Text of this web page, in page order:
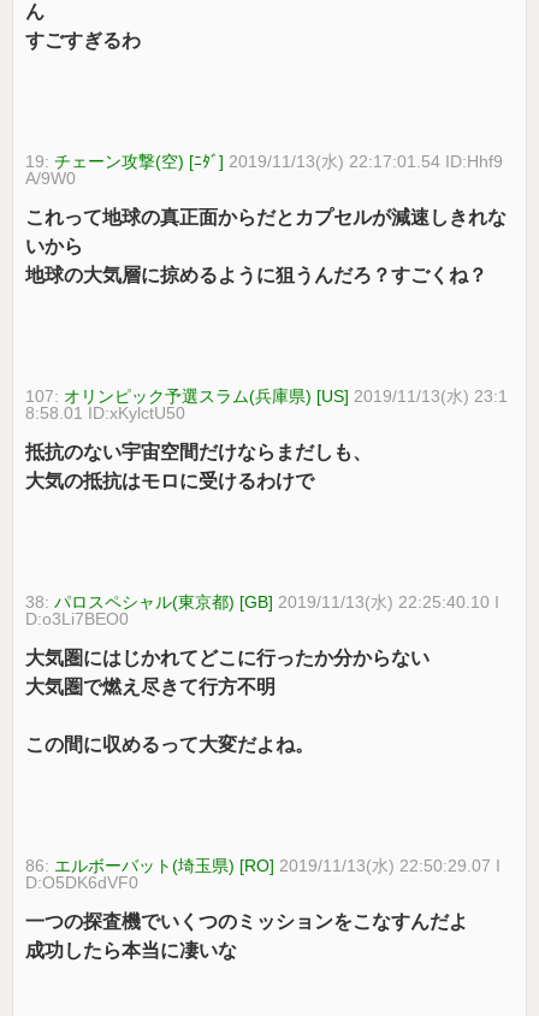
ん
すごすぎるわ
19:チェーン攻撃(空) [ﾆﾀﾞ] 2019/11/13(水) 22:17:01.54 ID:Hhf9
A/9W0
これって地球の真正面からだとカプセルが減速しきれな
いから
地球の大気層に掠めるように狙うんだろ？すごくね？
107: オリンピック予選スラム(兵庫県) [US] 2019/11/13(水) 23:1
8:58.01 ID:xKylctU50
抵抗のない宇宙空間だけならまだしも、
大気の抵抗はモロに受けるわけで
38:パロスペシャル(東京都) [GB] 2019/11/13(水) 22:25:40.10 I
D:o3Li7BEO0
大気圏にはじかれてどこに行ったか分からない
大気圏で燃え尽きて行方不明
この間に収めるって大変だよね。
86: エルボーバット(埼玉県) [RO] 2019/11/13(水) 22:50:29.07 I
D:O5DK6dVF0
一つの探査機でいくつのミッションをこなすんだよ
成功したら本当に凄いな